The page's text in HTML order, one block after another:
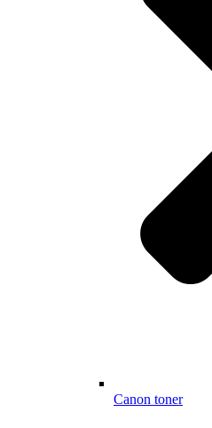
Canon toner